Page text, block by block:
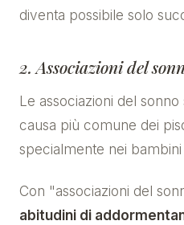
diventa possibile solo
2. Associazioni del
Le associazioni del
causa più comune dei
specialmente nei
Con "associazioni del
abitudini di